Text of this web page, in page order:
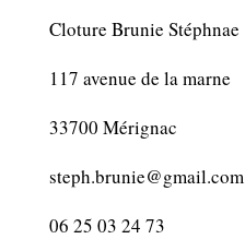
Cloture Brunie Stéphnae
117 avenue de la marne
33700 Mérignac
steph.brunie@gmail.com
06 25 03 24 73